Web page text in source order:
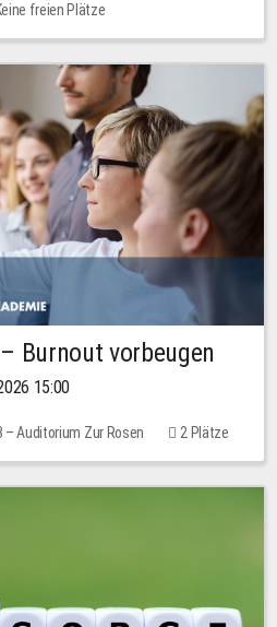
freien Plätze
Burnout vorbeugen
15:00
Auditorium Zur Rosen
2 Plätze